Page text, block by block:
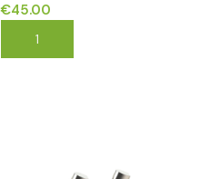
€45.00
AJOUTER AU PANIER